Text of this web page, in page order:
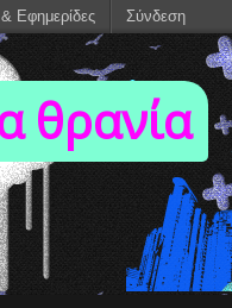
θρανία
Εφημερίδες Σύνδεση